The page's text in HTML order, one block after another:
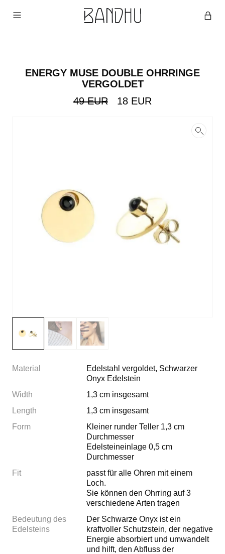
ENERGY MUSE DOUBLE OHRRINGE
VERGOLDET
49EUR
Ursprünglicher
18 EUR
Material
Edelstahl vergoldet, Schwarzer
Onyx Edelstein
Width
1,3 cm insgesamt
Length
1,3 cm insgesamt
Form
Kleiner runder Teller 1,3 cm
Durchmesser
Edelsteineinlage 0,5 cm
Durchmesser
Fit
passt für alle Ohren mit einem
Loch.
Sie können den Ohrring auf 3
verschiedene Arten tragen
Bedeutung des
Edelsteins
Der Schwarze Onyx ist ein
kraftvoller Schutzstein, der negative
Energie absorbiert und umwandelt
und hilft, den Abfluss der